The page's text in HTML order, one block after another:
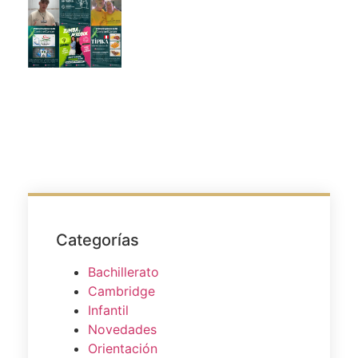
Categorías
Bachillerato
Cambridge
Infantil
Novedades
Orientación